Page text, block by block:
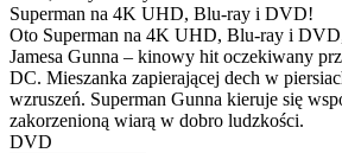
Superman na 4K UHD, Blu-ray i DVD!
Oto Superman na 4K UHD, Blu-ray i
Jamesa Gunna – kinowy hit oczekiwany
DC. Mieszanka zapierającej dech w
wzruszeń. Superman Gunna kieruje się
zakorzenioną wiarą w dobro ludzkości.
DVD